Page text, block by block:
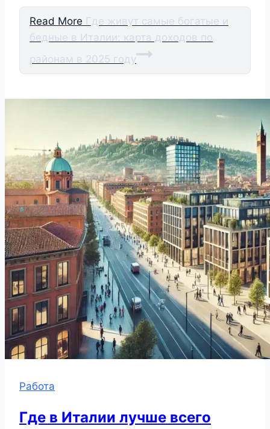
Read More Где живут самые богатые и
бедные в Италии: карта доходов по
районам в 2025 году
Работа
Где в Италии лучше всего